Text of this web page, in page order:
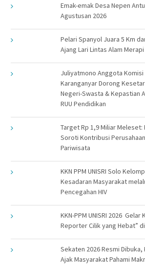
Emak-emak Desa Nepen
Agustusan 2026
Pelari Spanyol Juara 5 Km
Ajang Lari Lintas Alam
Juliyatmono Anggota Komisi
Karanganyar Dorong
Negeri-Swasta & Kepastian
RUU Pendidikan
Target Rp 1,9 Miliar Meleset:
Soroti Kontribusi
Pariwisata
KKN PPM UNISRI Solo
Kesadaran Masyarakat
Pencegahan HIV
KKN-PPM UNISRI 2026
Reporter Cilik yang Hebat”
Sekaten 2026 Resmi
Ajak Masyarakat Pahami